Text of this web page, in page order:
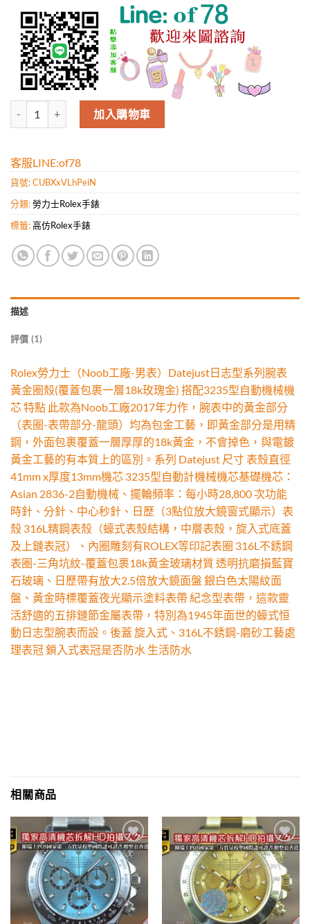
Rolex勞力士（Noob工廠-男表）Datejust日志型系列腕表 黃金圈殼(
加入購物車
客服LINE:of78
貨號:CUBXxVLhPeiN
分類:勞力士Rolex手錶
標籤:高仿Rolex手錶
描述
評價 (1)
Rolex勞力士（Noob工廠-男表）Datejust日志型系列腕表
黃金圈殼(覆蓋包裹一層18k玫瑰金) 搭配3235型自動機械機
芯 特點 此款為Noob工廠2017年力作，腕表中的黃金部分
（表圈-表帶部分-龍頭）均為包金工藝，即黃金部分是用精
鋼，外面包裹覆蓋一層厚厚的18k黃金，不會掉色，與電鍍
黃金工藝的有本質上的區別。系列 Datejust 尺寸 表殼直徑
41mm x厚度13mm機芯 3235型自動計機械機芯基礎機芯：
Asian 2836-2自動機械、擺輪頻率：每小時28,800 次功能
時針、分針、中心秒針、日歷（3點位放大鏡窗式顯示）表
殼 316L精鋼表殼（蠔式表殼結構，中層表殼，旋入式底蓋
及上鏈表冠）、內圈雕刻有ROLEX等印記表圈 316L不銹鋼
表圈-三角坑紋-覆蓋包裹18k黃金玻璃材質 透明抗磨損藍寶
石玻璃、日歷帶有放大2.5倍放大鏡面盤 銀白色太陽紋面
盤、黃金時標覆蓋夜光顯示塗料表帶 紀念型表帶，這款靈
活舒適的五排鏈節金屬表帶，特別為1945年面世的蠔式恒
動日志型腕表而設。後蓋 旋入式、316L不銹鋼-磨砂工藝處
理表冠 鎖入式表冠是否防水 生活防水
相關商品
Add to
wishlist
Add to
wishlist